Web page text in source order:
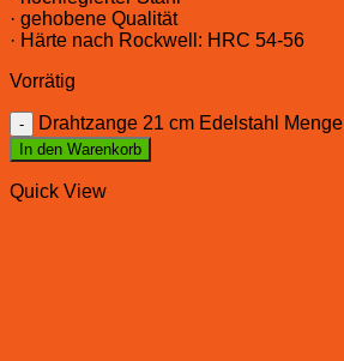
· gehobene Qualität
· Härte nach Rockwell: HRC 54-56
Vorrätig
Drahtzange 21 cm Edelstahl Menge
In den Warenkorb
Quick View